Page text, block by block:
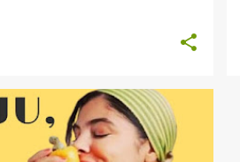
CAJU COM MÚSICA
VITOR OLIVEIRA